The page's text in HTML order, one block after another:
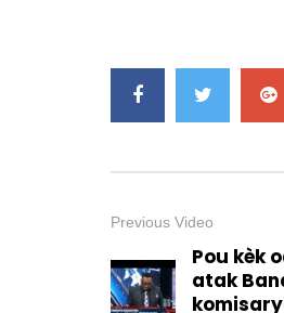
Previous Video
Pou kèk
atak